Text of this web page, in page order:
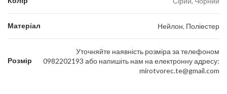
Матеріал Нейлон, Поліестер
Розмір
Уточняйте наявність розміра за телефоном
0982202193 або напишіть нам на електронну адресу:
mirotvorec.te@gmail.com